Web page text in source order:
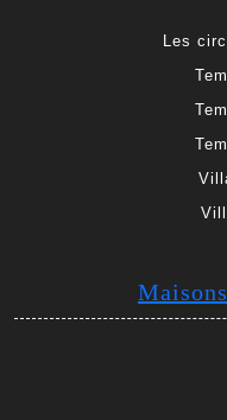
Les